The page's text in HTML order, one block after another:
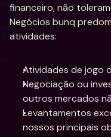
financeiro, não
Negócios bunq
atividades:
Atividades de jogo
Negociação ou
outros mercados
Levantamentos
nossos principais